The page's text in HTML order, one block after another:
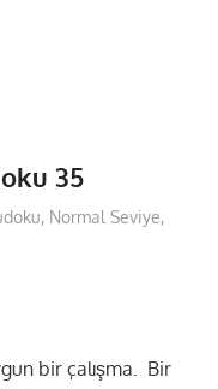
35
, Normal Seviye,
bir çalışma. Bir